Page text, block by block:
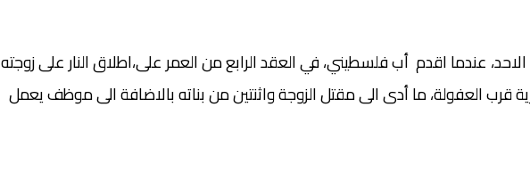
عندما اقدم أب فلسطيني، في العقد الرابع من العمر على،اطلاق النار على زوجته
قرب العفولة، ما أدى الى مقتل الزوجة واثنتين من بناته بالاضافة الى موظف يعمل